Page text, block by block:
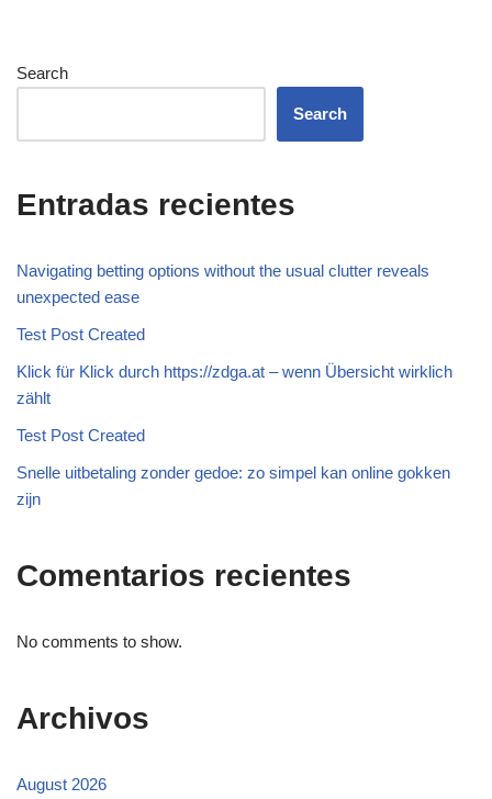
Search
Search
Entradas recientes
Navigating betting options without the usual clutter reveals
unexpected ease
Test Post Created
Klick für Klick durch https://zdga.at – wenn Übersicht wirklich
zählt
Test Post Created
Snelle uitbetaling zonder gedoe: zo simpel kan online gokken
zijn
Comentarios recientes
No comments to show.
Archivos
August 2026